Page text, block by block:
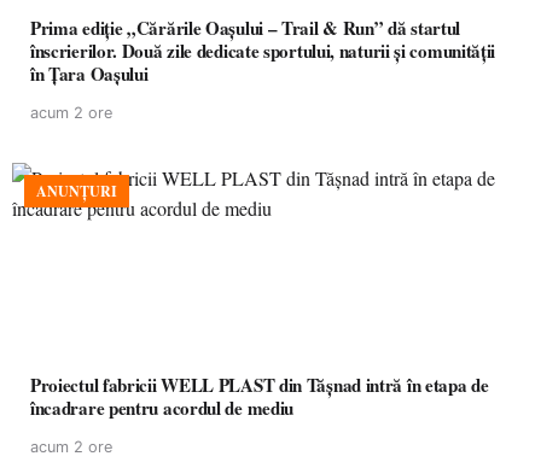
Prima ediție „Cărările Oașului – Trail & Run” dă startul
înscrierilor. Două zile dedicate sportului, naturii și comunității
în Țara Oașului
acum 2 ore
ANUNȚURI
Proiectul fabricii WELL PLAST din Tășnad intră în etapa de
încadrare pentru acordul de mediu
acum 2 ore